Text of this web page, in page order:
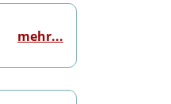
mehr...